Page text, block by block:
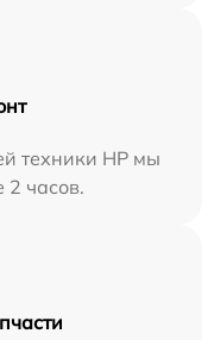
техники HP мы
2 часов.